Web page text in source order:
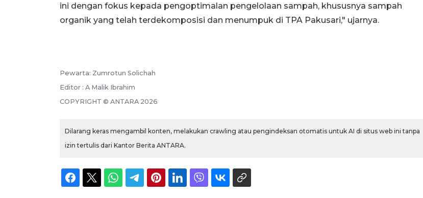
ini dengan fokus kepada pengoptimalan pengelolaan sampah, khususnya sampah
organik yang telah terdekomposisi dan menumpuk di TPA Pakusari," ujarnya.
Pewarta: Zumrotun Solichah
Editor : A Malik Ibrahim
COPYRIGHT © ANTARA 2026
Dilarang keras mengambil konten, melakukan crawling atau pengindeksan otomatis untuk AI di situs web ini tanpa
izin tertulis dari Kantor Berita ANTARA.